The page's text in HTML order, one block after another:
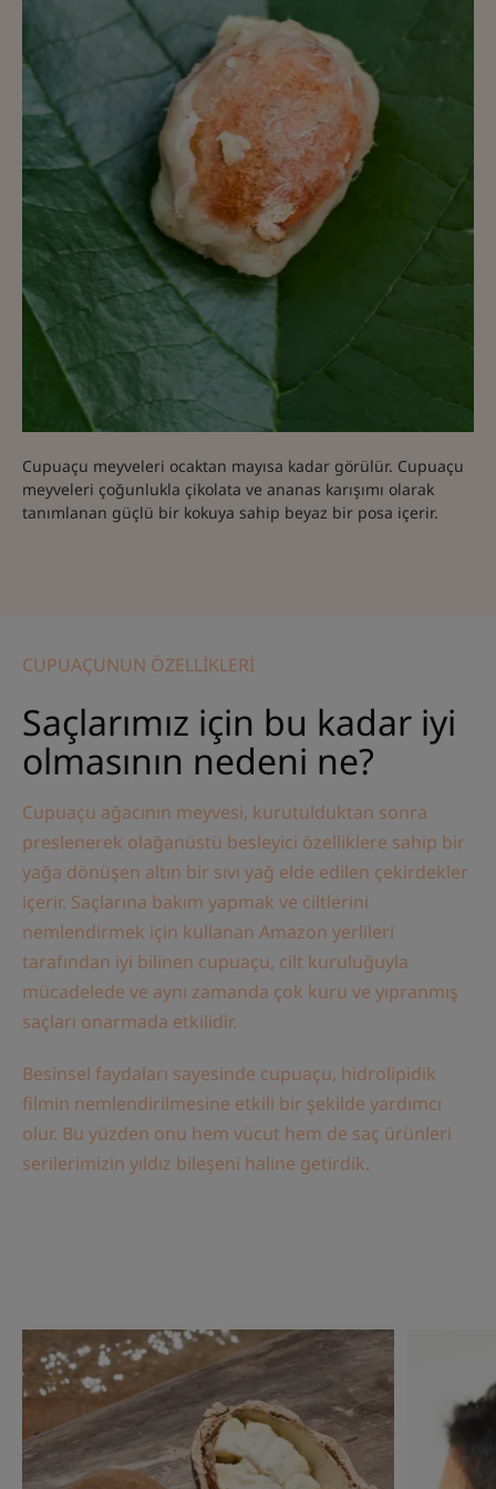
Cupuaçu meyveleri ocaktan mayısa kadar görülür. Cupuaçu
meyveleri çoğunlukla çikolata ve ananas karışımı olarak
tanımlanan güçlü bir kokuya sahip beyaz bir posa içerir.
CUPUAÇUNUN ÖZELLİKLERİ
Saçlarımız için bu kadar iyi
olmasının nedeni ne?
Cupuaçu ağacının meyvesi, kurutulduktan sonra
preslenerek olağanüstü besleyici özelliklere sahip bir
yağa dönüşen altın bir sıvı yağ elde edilen çekirdekler
içerir. Saçlarına bakım yapmak ve ciltlerini
nemlendirmek için kullanan Amazon yerlileri
tarafından iyi bilinen cupuaçu, cilt kuruluğuyla
mücadelede ve aynı zamanda çok kuru ve yıpranmış
saçları onarmada etkilidir.
Besinsel faydaları sayesinde cupuaçu, hidrolipidik
filmin nemlendirilmesine etkili bir şekilde yardımcı
olur. Bu yüzden onu hem vücut hem de saç ürünleri
serilerimizin yıldız bileşeni haline getirdik.